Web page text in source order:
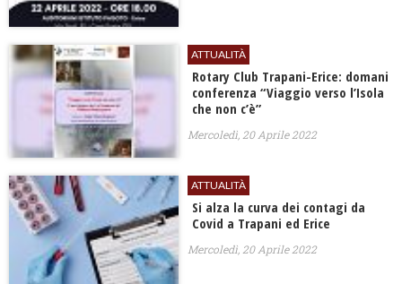
ATTUALITÀ
Rotary Club Trapani-Erice: domani
conferenza “Viaggio verso l’Isola
che non c’è”
Mercoledì, 20 Aprile 2022
ATTUALITÀ
Si alza la curva dei contagi da
Covid a Trapani ed Erice
Mercoledì, 20 Aprile 2022